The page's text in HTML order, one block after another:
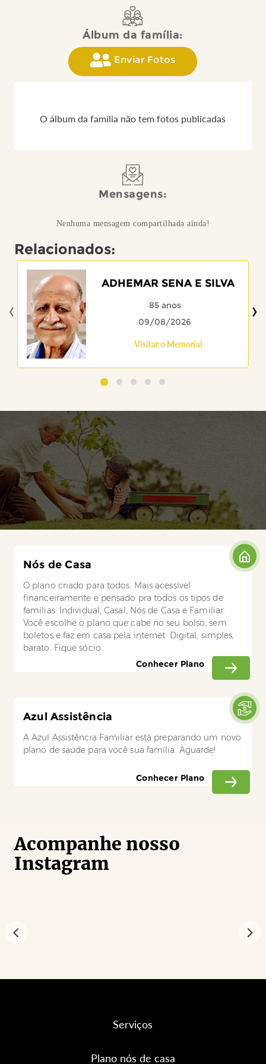
Álbum da família:
Enviar Fotos
O álbum da família não tem fotos publicadas
Mensagens:
Nenhuma mensagem compartilhada ainda!
Relacionados:
ADHEMAR SENA E SILVA
85 anos
09/08/2026
Visitar o Memorial
‹ ›
Nós de Casa
O plano criado para todos. Mais acessível
financeiramente e pensado pra todos os tipos de
famílias: Individual, Casal, Nós de Casa e Familiar.
Você escolhe o plano que cabe no seu bolso, sem
boletos e faz em casa pela internet. Digital, simples,
barato. Fique sócio
Conhecer Plano
Azul Assistência
A Azul Assistência Familiar está preparando um novo
plano de saúde para você sua família. Aguarde!
Conhecer Plano
Acompanhe nosso
Instagram
Serviços
Plano nós de casa